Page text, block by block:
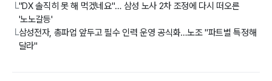
└"DX 솔직히 못 해 먹겠네요"… 삼성 노사 2차 조정에 다시 떠오른
'노노갈등'
└삼성전자, 총파업 앞두고 필수 인력 운영 공식화…노조 "파트별 특정해
달라"